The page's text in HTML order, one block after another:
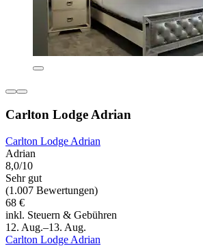
Carlton Lodge Adrian
Carlton Lodge Adrian
Adrian
8,0/10
Sehr gut
(1.007 Bewertungen)
68 €
inkl. Steuern & Gebühren
12. Aug.–13. Aug.
Carlton Lodge Adrian